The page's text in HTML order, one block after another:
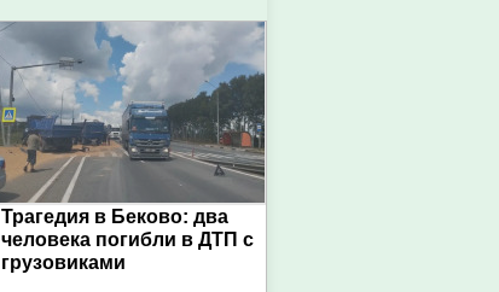
Трагедия в Беково: два
человека погибли в ДТП с
грузовиками